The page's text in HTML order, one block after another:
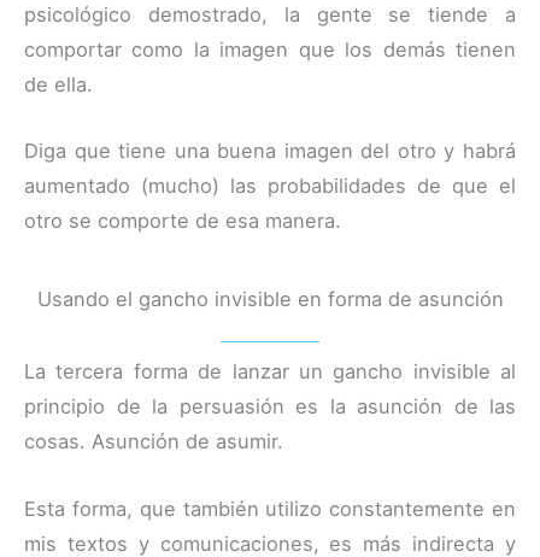
psicológico demostrado, la gente se tiende a
comportar como la imagen que los demás tienen
de ella.
Diga que tiene una buena imagen del otro y habrá
aumentado (mucho) las probabilidades de que el
otro se comporte de esa manera.
Usando el gancho invisible en forma de asunción
La tercera forma de lanzar un gancho invisible al
principio de la persuasión es la asunción de las
cosas. Asunción de asumir.
Esta forma, que también utilizo constantemente en
mis textos y comunicaciones, es más indirecta y